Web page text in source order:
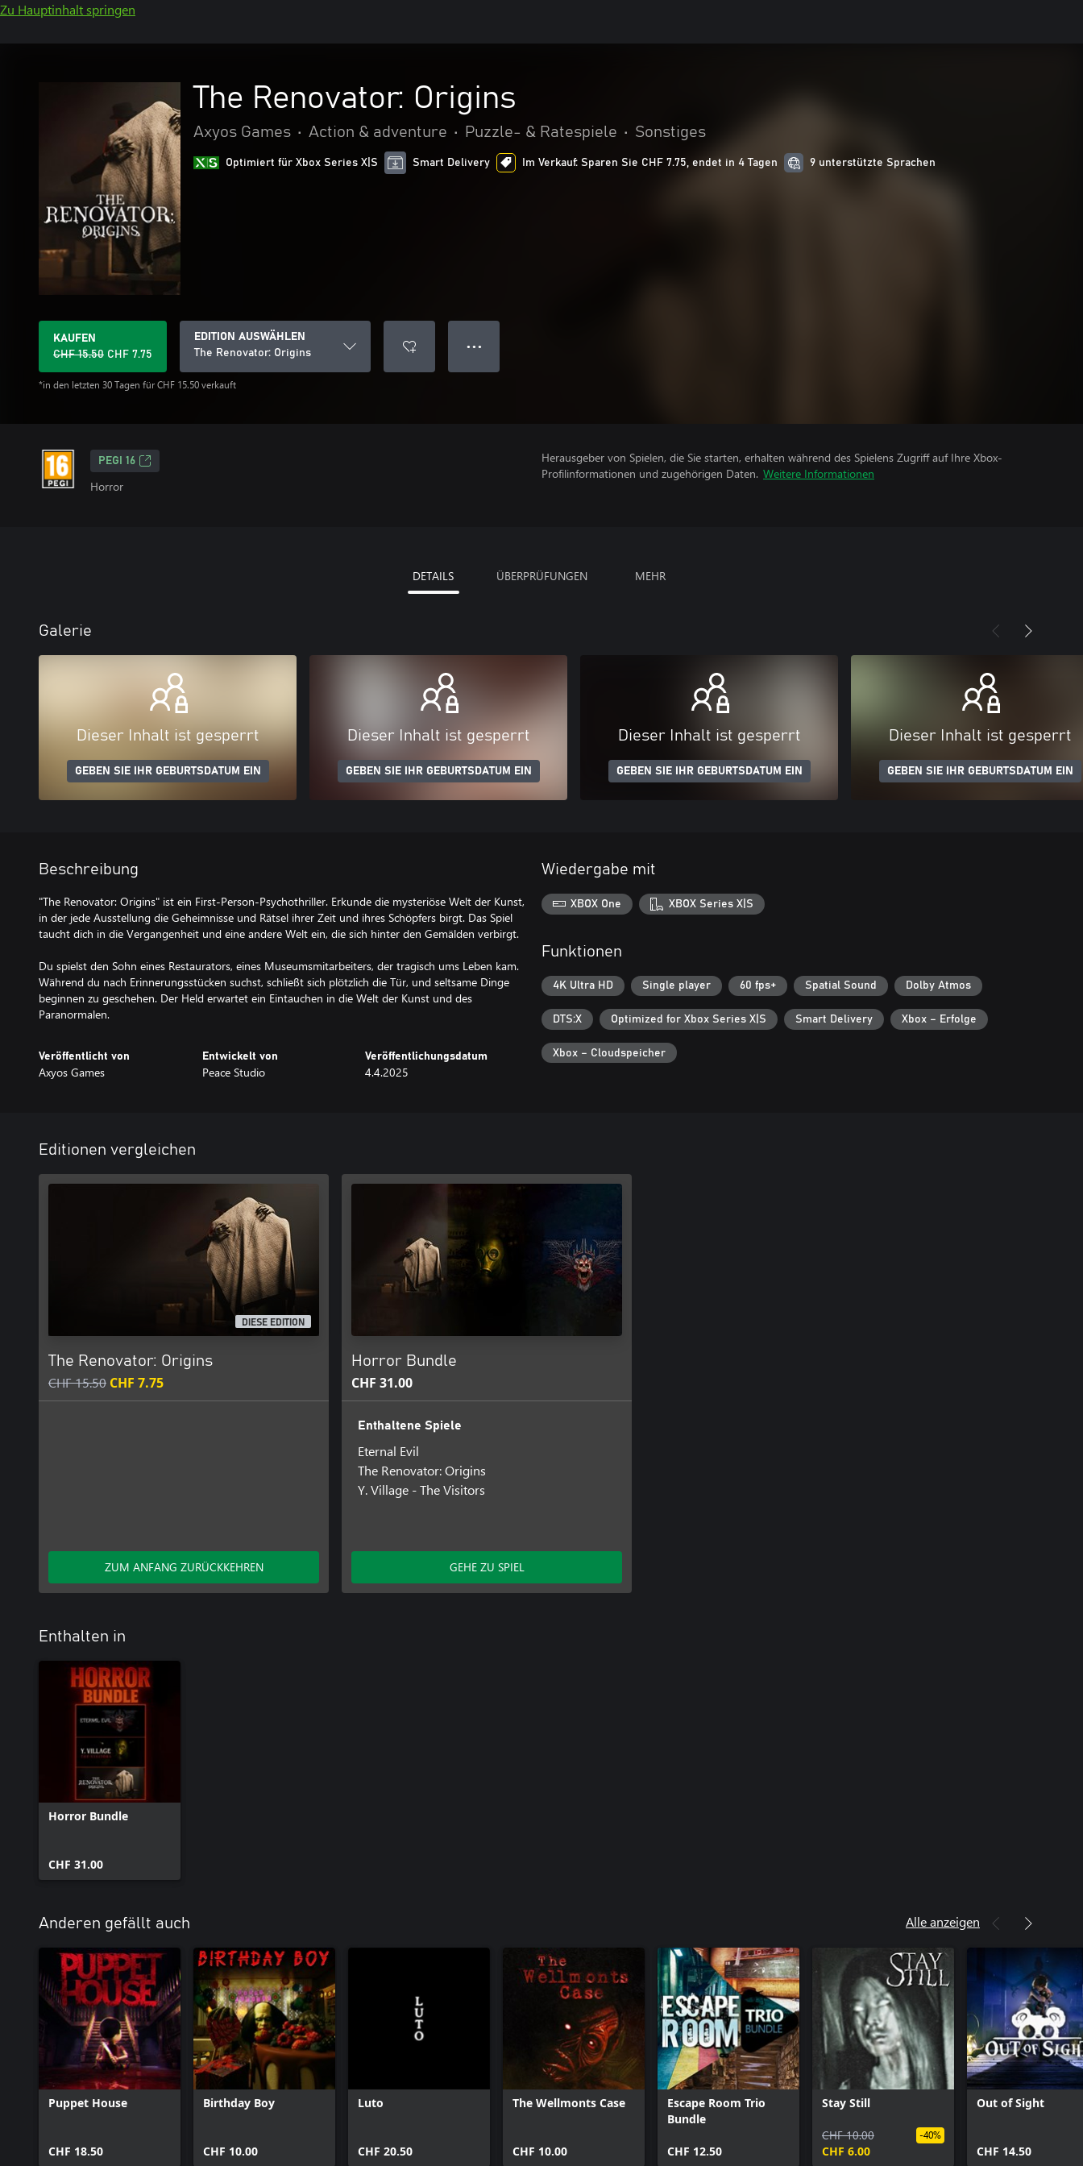
Zu Hauptinhalt springen
The Renovator: Origins
Axyos Games • Action & adventure • Puzzle- & Ratespiele • Sonstiges
Optimiert für Xbox Series X|S Smart Delivery Im Verkauf: Sparen Sie CHF 7.75, endet in 4 Tagen 9 unterstützte Sprachen
KAUFEN
CHF 15.50 CHF 7.75
*in den letzten 30 Tagen für CHF 15.50 verkauft
EDITION AUSWÄHLEN
The Renovator: Origins
● ● ●
PEGI 16
Horror
Herausgeber von Spielen, die Sie starten, erhalten während des Spielens Zugriff auf Ihre Xbox-
Profilinformationen und zugehörigen Daten. Weitere Informationen
DETAILS ÜBERPRÜFUNGEN MEHR
Galerie
Dieser Inhalt ist gesperrt
GEBEN SIE IHR GEBURTSDATUM EIN
Dieser Inhalt ist gesperrt
GEBEN SIE IHR GEBURTSDATUM EIN
Dieser Inhalt ist gesperrt
GEBEN SIE IHR GEBURTSDATUM EIN
Dieser Inhalt ist gesperrt
GEBEN SIE IHR GEBURTSDATUM EIN
Beschreibung
"The Renovator: Origins" ist ein First-Person-Psychothriller. Erkunde die mysteriöse Welt der Kunst,
in der jede Ausstellung die Geheimnisse und Rätsel ihrer Zeit und ihres Schöpfers birgt. Das Spiel
taucht dich in die Vergangenheit und eine andere Welt ein, die sich hinter den Gemälden verbirgt.
Du spielst den Sohn eines Restaurators, eines Museumsmitarbeiters, der tragisch ums Leben kam.
Während du nach Erinnerungsstücken suchst, schließt sich plötzlich die Tür, und seltsame Dinge
beginnen zu geschehen. Der Held erwartet ein Eintauchen in die Welt der Kunst und des
Paranormalen.
Veröffentlicht von
Axyos Games
Entwickelt von
Peace Studio
Veröffentlichungsdatum
4.4.2025
Wiedergabe mit
XBOX One XBOX Series X|S
Funktionen
4K Ultra HD Single player 60 fps+ Spatial Sound Dolby Atmos
DTS:X Optimized for Xbox Series X|S Smart Delivery Xbox – Erfolge
Xbox – Cloudspeicher
Editionen vergleichen
DIESE EDITION
The Renovator: Origins
CHF 15.50 CHF 7.75
ZUM ANFANG ZURÜCKKEHREN
Horror Bundle
CHF 31.00
Enthaltene Spiele
Eternal Evil
The Renovator: Origins
Y. Village - The Visitors
GEHE ZU SPIEL
Enthalten in
Horror Bundle
CHF 31.00
Anderen gefällt auch Alle anzeigen
Puppet House
CHF 18.50
Birthday Boy
CHF 10.00
Luto
CHF 20.50
The Wellmonts Case
CHF 10.00
Escape Room Trio
Bundle
CHF 12.50
Stay Still
CHF 10.00
CHF 6.00
-40%
Out of Sight
CHF 14.50